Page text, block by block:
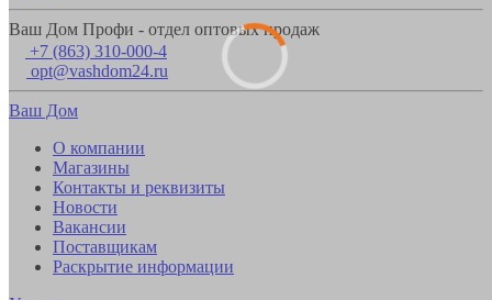
Ваш Дом Профи - отдел оптовых продаж
+7 (863) 310-000-4
opt@vashdom24.ru
Ваш Дом
О компании
Магазины
Контакты и реквизиты
Новости
Вакансии
Поставщикам
Раскрытие информации